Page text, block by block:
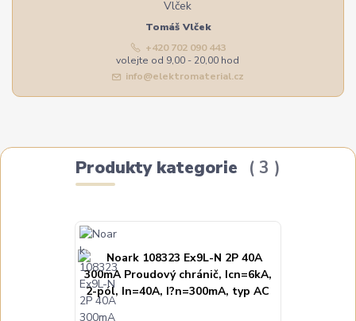
Tomáš Vlček
+420 702 090 443
volejte od 9,00 - 20,00 hod
info@elektromaterial.cz
Produkty kategorie 3